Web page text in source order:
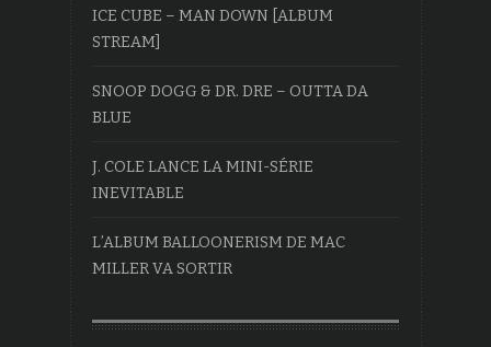
ICE CUBE – MAN DOWN [ALBUM
STREAM]
SNOOP DOGG & DR. DRE – OUTTA DA
BLUE
J. COLE LANCE LA MINI-SÉRIE
INEVITABLE
L’ALBUM BALLOONERISM DE MAC
MILLER VA SORTIR